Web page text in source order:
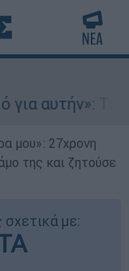
δηλώνει στο
μου»: 27χρονη
της και ζητούσε
σχετικά με: